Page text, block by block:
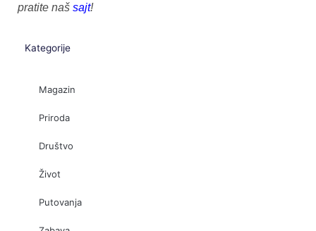
pratite naš sajt!
Kategorije
Magazin
Priroda
Društvo
Život
Putovanja